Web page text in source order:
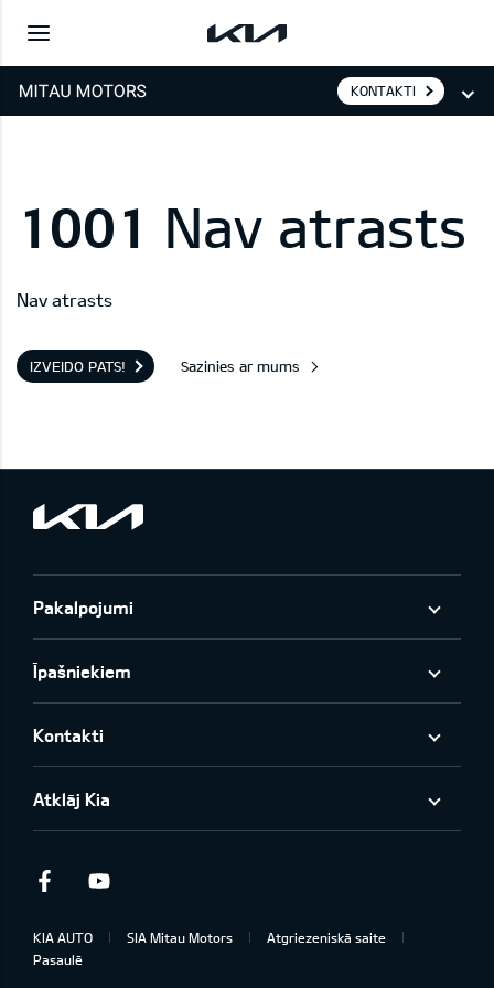
KONTAKTI
1001 Nav atrasts
Nav atrasts
IZVEIDO PATS! Sazinies ar mums
Pakalpojumi
Īpašniekiem
Kontakti
Atklāj Kia
Facebook
KIA AUTO SIA Mitau Motors
Atgriezeniskā saite
Pasaulē